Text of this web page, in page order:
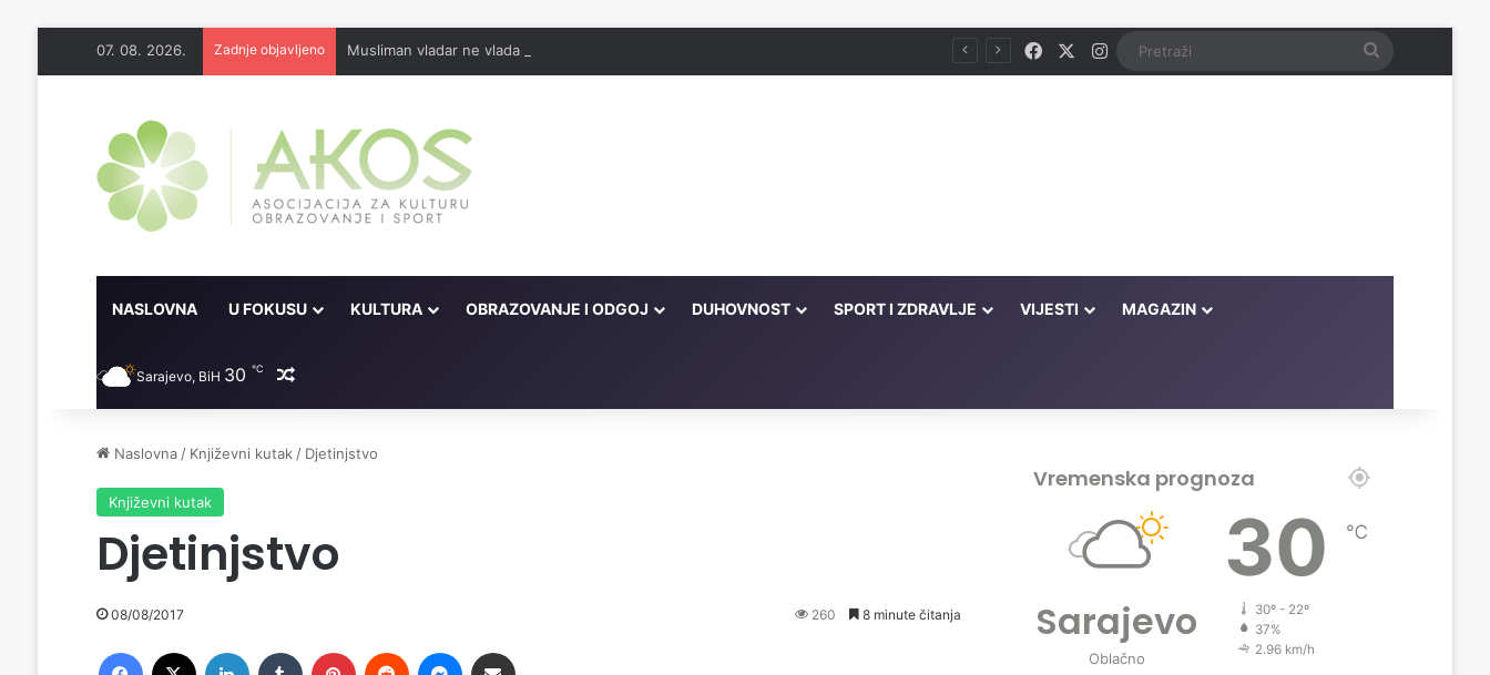
07. 08. 2026. Zadnje objavljeno Musliman vladar ne vlada već služi FacebookInstagram Pretraži
NASLOVNA U FOKUSU KULTURA OBRAZOVANJE I ODGOJ DUHOVNOST SPORT I ZDRAVLJE VIJESTI MAGAZIN
Sarajevo, BiH 30 ℃ Random članak
Naslovna / Književni kutak / Djetinjstvo
Književni kutak
Djetinjstvo
08/08/2017 260 8 minute čitanja
Vremenska prognoza
Sarajevo
Oblačno
30 ℃
30º - 22º
37%
2.96 km/h